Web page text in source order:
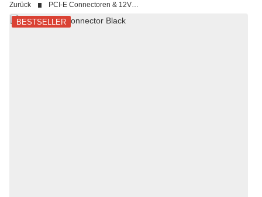
Zurück PCI-E Connectoren & 12VHPWR
BESTSELLER